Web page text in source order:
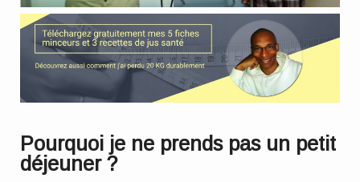
Pourquoi je ne prends pas un petit
déjeuner ?